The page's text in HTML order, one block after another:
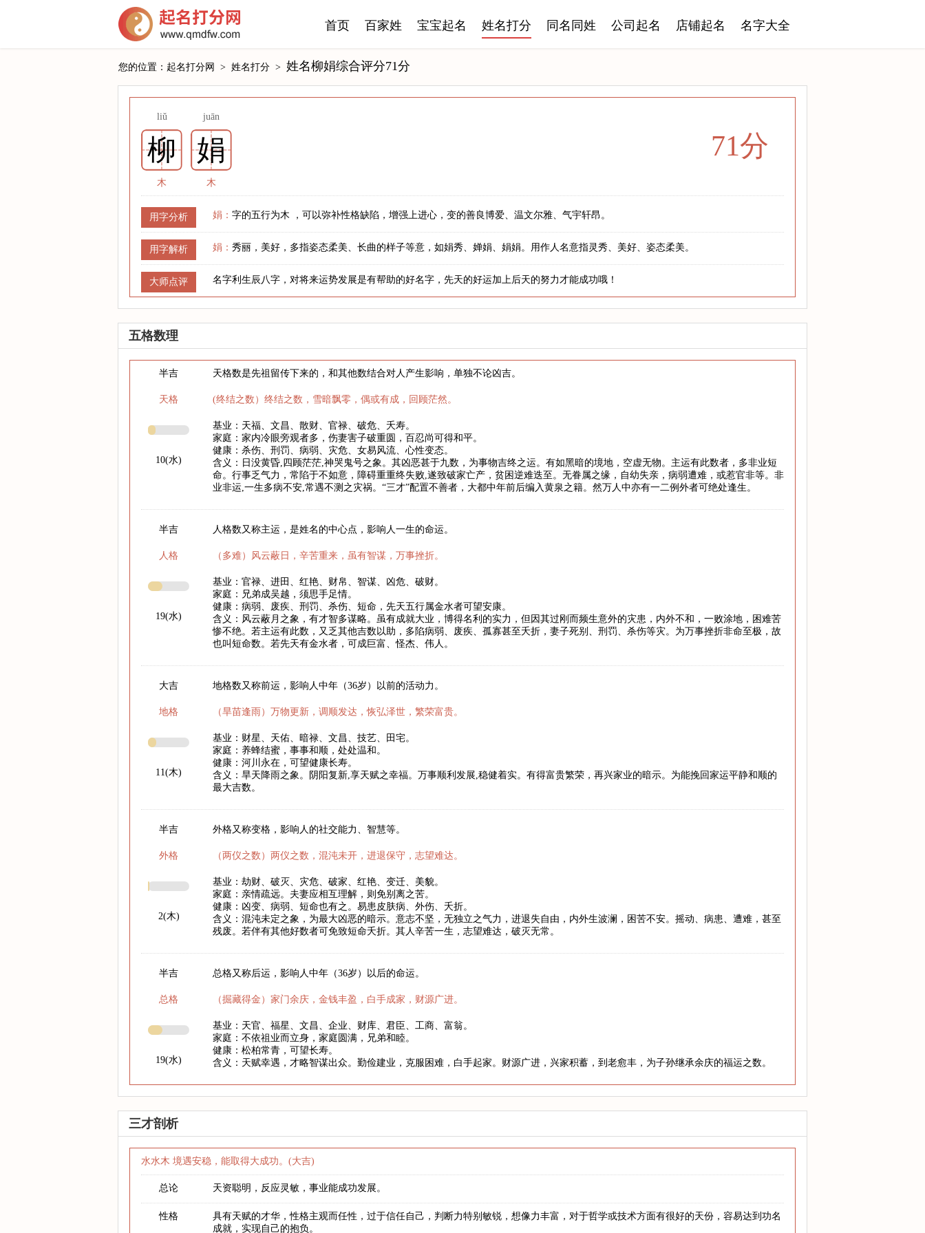
首页 百家姓 宝宝起名 姓名打分 同名同姓 公司起名 店铺起名 名字大全
您的位置： 起名打分网 > 姓名打分 > 姓名柳娟综合评分71分
liǔ juān
柳 娟
木 木
71分
用字分析 娟： 字的五行为木 ，可以弥补性格缺陷，增强上进心，变的善良博爱、温文尔雅、气宇轩昂。
用字解析 娟： 秀丽，美好，多指姿态柔美、长曲的样子等意，如娟秀、婵娟、娟娟。用作人名意指灵秀、美好、姿态柔美。
大师点评 名字利生辰八字，对将来运势发展是有帮助的好名字，先天的好运加上后天的努力才能成功哦！
五格数理
半吉
天格
10(水)
天格数是先祖留传下来的，和其他数结合对人产生影响，单独不论凶吉。
(终结之数）终结之数，雪暗飘零，偶或有成，回顾茫然。
基业：天福、文昌、散财、官禄、破危、夭寿。
家庭：家内冷眼旁观者多，伤妻害子破重圆，百忍尚可得和平。
健康：杀伤、刑罚、病弱、灾危、女易风流、心性变态。
含义：日没黄昏,四顾茫茫,神哭鬼号之象。其凶恶甚于九数，为事物吉终之运。有如黑暗的境地，空虚无物。主运有此数者，多非业短
命。行事乏气力，常陷于不如意，障碍重重终失败,遂致破家亡产，贫困逆难迭至。无眷属之缘，自幼失亲，病弱遭难，或惹官非等。非
业非运,一生多病不安,常遇不测之灾祸。“三才”配置不善者，大都中年前后编入黄泉之籍。然万人中亦有一二例外者可绝处逢生。
半吉
人格
19(水)
人格数又称主运，是姓名的中心点，影响人一生的命运。
（多难）风云蔽日，辛苦重来，虽有智谋，万事挫折。
基业：官禄、进田、红艳、财帛、智谋、凶危、破财。
家庭：兄弟成吴越，须思手足情。
健康：病弱、废疾、刑罚、杀伤、短命，先天五行属金水者可望安康。
含义：风云蔽月之象，有才智多谋略。虽有成就大业，博得名利的实力，但因其过刚而频生意外的灾患，内外不和，一败涂地，困难苦
惨不绝。若主运有此数，又乏其他吉数以助，多陷病弱、废疾、孤寡甚至夭折，妻子死别、刑罚、杀伤等灾。为万事挫折非命至极，故
也叫短命数。若先天有金水者，可成巨富、怪杰、伟人。
大吉
地格
11(木)
地格数又称前运，影响人中年（36岁）以前的活动力。
（旱苗逢雨）万物更新，调顺发达，恢弘泽世，繁荣富贵。
基业：财星、天佑、暗禄、文昌、技艺、田宅。
家庭：养蜂结蜜，事事和顺，处处温和。
健康：河川永在，可望健康长寿。
含义：旱天降雨之象。阴阳复新,享天赋之幸福。万事顺利发展,稳健着实。有得富贵繁荣，再兴家业的暗示。为能挽回家运平静和顺的
最大吉数。
半吉
外格
2(木)
外格又称变格，影响人的社交能力、智慧等。
（两仪之数）两仪之数，混沌未开，进退保守，志望难达。
基业：劫财、破灭、灾危、破家、红艳、变迁、美貌。
家庭：亲情疏远。夫妻应相互理解，则免别离之苦。
健康：凶变、病弱、短命也有之。易患皮肤病、外伤、夭折。
含义：混沌未定之象，为最大凶恶的暗示。意志不坚，无独立之气力，进退失自由，内外生波澜，困苦不安。摇动、病患、遭难，甚至
残废。若伴有其他好数者可免致短命夭折。其人辛苦一生，志望难达，破灭无常。
半吉
总格
19(水)
总格又称后运，影响人中年（36岁）以后的命运。
（掘藏得金）家门余庆，金钱丰盈，白手成家，财源广进。
基业：天官、福星、文昌、企业、财库、君臣、工商、富翁。
家庭：不依祖业而立身，家庭圆满，兄弟和睦。
健康：松柏常青，可望长寿。
含义：天赋幸遇，才略智谋出众。勤俭建业，克服困难，白手起家。财源广进，兴家积蓄，到老愈丰，为子孙继承余庆的福运之数。
三才剖析
水水木 境遇安稳，能取得大成功。(大吉)
总论 天资聪明，反应灵敏，事业能成功发展。
性格
具有天赋的才华，性格主观而任性，过于信任自己，判断力特别敏锐，想像力丰富，对于哲学或技术方面有很好的天份，容易达到功名
成就，实现自己的抱负。